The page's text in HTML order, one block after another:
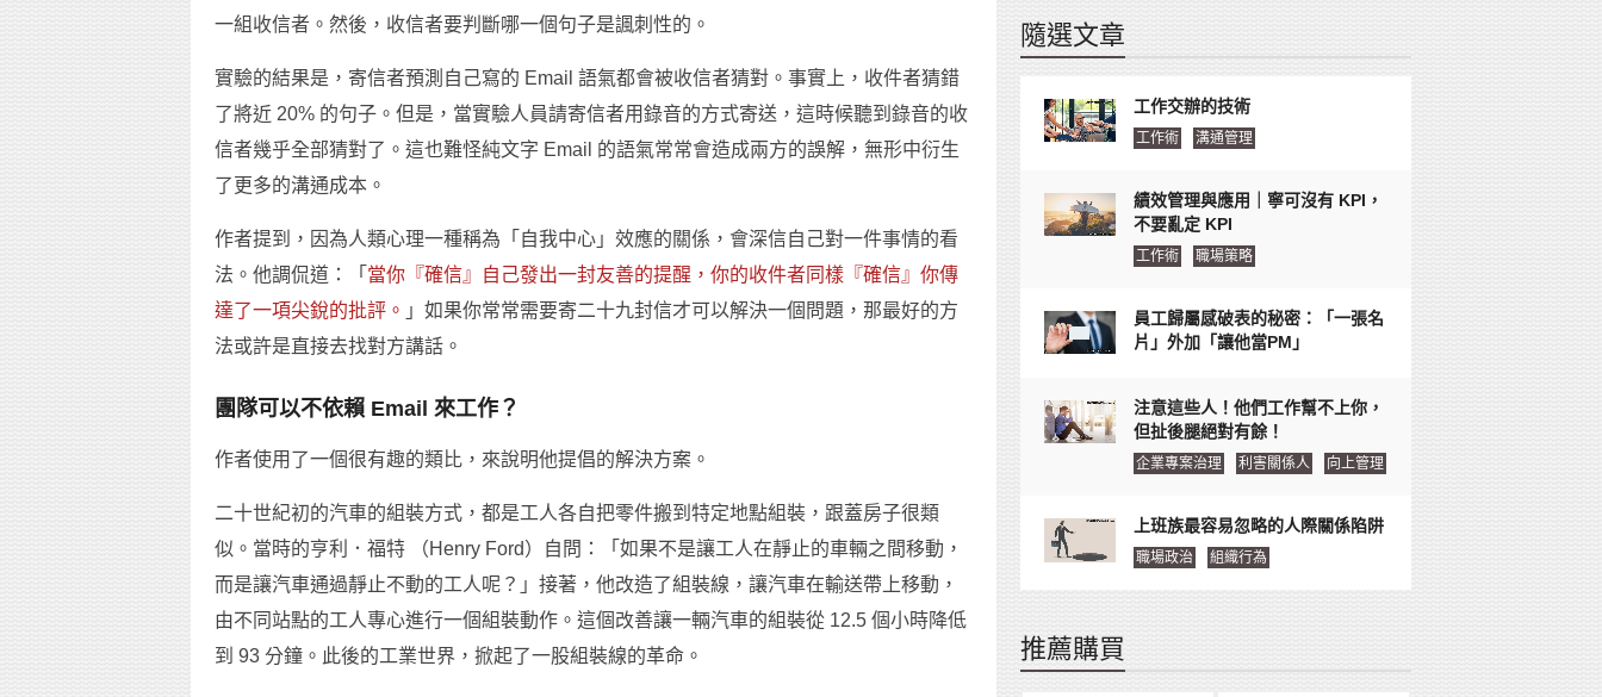
一組收信者。然後，收信者要判斷哪一個句子是諷刺性的。
實驗的結果是，寄信者預測自己寫的 Email 語氣都會被收信者猜對。事實上，收件者猜錯
了將近 20% 的句子。但是，當實驗人員請寄信者用錄音的方式寄送，這時候聽到錄音的收
信者幾乎全部猜對了。這也難怪純文字 Email 的語氣常常會造成兩方的誤解，無形中衍生
了更多的溝通成本。
作者提到，因為人類心理一種稱為「自我中心」效應的關係，會深信自己對一件事情的看
法。他調侃道：「 當你『確信』自己發出一封友善的提醒，你的收件者同樣『確信』你傳
達了一項尖銳的批評。 」如果你常常需要寄二十九封信才可以解決一個問題，那最好的方
法或許是直接去找對方講話。
團隊可以不依賴 Email 來工作？
作者使用了一個很有趣的類比，來說明他提倡的解決方案。
二十世紀初的汽車的組裝方式，都是工人各自把零件搬到特定地點組裝，跟蓋房子很類
似。當時的亨利．福特 （Henry Ford）自問：「如果不是讓工人在靜止的車輛之間移動，
而是讓汽車通過靜止不動的工人呢？」接著，他改造了組裝線，讓汽車在輸送帶上移動，
由不同站點的工人專心進行一個組裝動作。這個改善讓一輛汽車的組裝從 12.5 個小時降低
到 93 分鐘。此後的工業世界，掀起了一股組裝線的革命。
隨選文章
工作交辦的技術
工作術 溝通管理
績效管理與應用｜寧可沒有 KPI，
不要亂定 KPI
工作術 職場策略
員工歸屬感破表的秘密：「一張名
片」外加「讓他當PM」
注意這些人！他們工作幫不上你，
但扯後腿絕對有餘！
企業專案治理 利害關係人 向上管理
上班族最容易忽略的人際關係陷阱
職場政治 組織行為
推薦購買